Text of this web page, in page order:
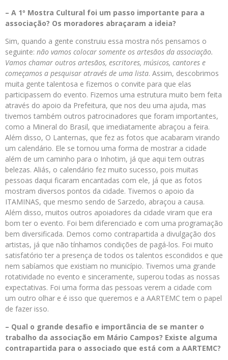
– A 1º Mostra Cultural foi um passo importante para a
associação? Os moradores abraçaram a ideia?
Sim, quando a gente construiu essa mostra nós pensamos o
seguinte: não vamos colocar somente os artesãos da associação.
Vamos chamar outros artesãos, escritores, músicos, cantores e
começamos a pesquisar através de uma lista. Assim, descobrimos
muita gente talentosa e fizemos o convite para que elas
participassem do evento. Fizemos uma estrutura muito bem feita
através do apoio da Prefeitura, que nos deu uma ajuda, mas
tivemos também outros patrocinadores que foram importantes,
como a Mineral do Brasil, que imediatamente abraçou a feira.
Além disso, O Lanternas, que fez as fotos que acabaram virando
um calendário. Ele se tornou uma forma de mostrar a cidade
além de um caminho para o Inhotim, já que aqui tem outras
belezas. Aliás, o calendário fez muito sucesso, pois muitas
pessoas daqui ficaram encantadas com ele, já que as fotos
mostram diversos pontos da cidade. Tivemos o apoio da
ITAMINAS, que mesmo sendo de Sarzedo, abraçou a causa.
Além disso, muitos outros apoiadores da cidade viram que era
bom ter o evento. Foi bem diferenciado e com uma programação
bem diversificada. Demos como contrapartida a divulgação dos
artistas, já que não tínhamos condições de pagá-los. Foi muito
satisfatório ter a presença de todos os talentos escondidos e que
nem sabíamos que existiam no município. Tivemos uma grande
rotatividade no evento e sinceramente, superou todas as nossas
expectativas. Foi uma forma das pessoas verem a cidade com
um outro olhar e é isso que queremos e a AARTEMC tem o papel
de fazer isso.
– Qual o grande desafio e importância de se manter o
trabalho da associação em Mário Campos? Existe alguma
contrapartida para o associado que está com a AARTEMC?